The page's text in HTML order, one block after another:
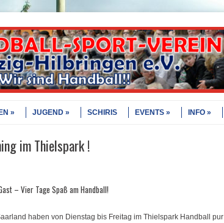
JUGEND SCHIRIS EVENTS INFO
im Thielspark !
– Vier Tage Spaß am Handball!
haben von Dienstag bis Freitag im Thielspark Handball pur